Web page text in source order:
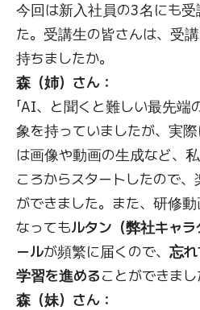
今回は新入社員の3名にも受
た。受講生の皆さんは、受
持ちましたか。
森（姉）さん：
「AI、と聞くと難しい最先
象を持っていましたが、実
は画像や動画の生成など、
ころからスタートしたので
ができました。また、研修
なってもルタン（弊社キャラ
ールが頻繁に届くので、 忘
学習を進めることができまし
森（妹）さん：